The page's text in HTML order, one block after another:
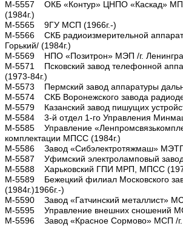
М-5557 ОКБ «Контур» ЦНПО «Каскад»
(1984г.)
М-5565 9ГУ МСП (1966г.-)
М-5566 СКБ радиоизмерительной
Горький/ (1984г.)
М-5569 НПО «Позитрон» МЭП /г.
М-5571 Псковский завод телефонной
(1973-84г.)
М-5573 Пермский завод аппаратуры
М-5574 СКБ Воронежского завода
М-5579 Казанский завод пишущих
М-5584 3-й отдел 1-го Управления
М-5585 Управление
комплектации МПСС (1984г.)
М-5586 Завод «Сибэлектротяжмаш» МЭТП
М-5587 Уфимский электроламповый
М-5588 Харьковский ГПИ МРП, МПСС
М-5589 Бежецкий филиал Московского
(1984г.)1966г.-)
М-5590 Завод «Гатчинский металлист»
М-5595 Управление внешних сношений
М-5596 Завод «Красное Сормово» МСП /г.